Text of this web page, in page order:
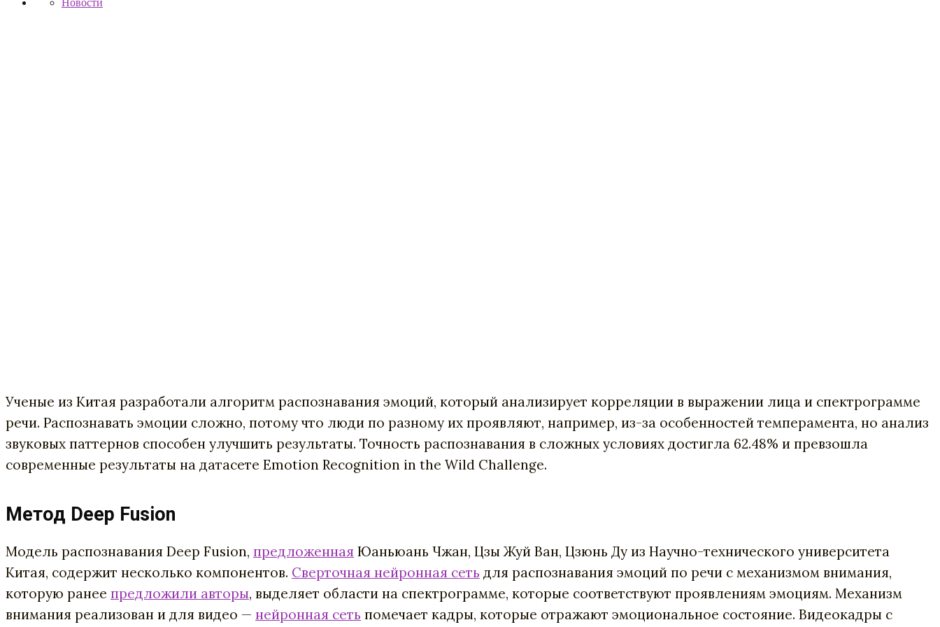
Ученые из Китая разработали алгоритм распознавания эмоций, который анализирует корреляции в выражении лица и спектрограмме
речи. Распознавать эмоции сложно, потому что люди по разному их проявляют, например, из-за особенностей темперамента, но анализ
звуковых паттернов способен улучшить результаты. Точность распознавания в сложных условиях достигла 62.48% и превзошла
современные результаты на датасете Emotion Recognition in the Wild Challenge.
Метод Deep Fusion
Модель распознавания Deep Fusion, предложенная Юаньюань Чжан, Цзы Жуй Ван, Цзюнь Ду из Научно-технического университета
Китая, содержит несколько компонентов. Сверточная нейронная сеть для распознавания эмоций по речи с механизмом внимания,
которую ранее предложили авторы, выделяет области на спектрограмме, которые соответствуют проявлениям эмоциям. Механизм
внимания реализован и для видео — нейронная сеть помечает кадры, которые отражают эмоциональное состояние. Видеокадры с